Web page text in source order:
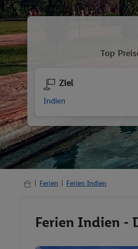
Top
Ziel
Ferien Ferien Indien
Ferien Indien -